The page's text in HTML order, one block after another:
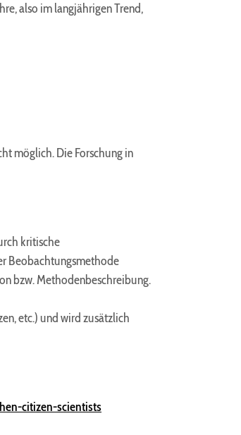
also im langjährigen Trend,
möglich. Die Forschung in
kritische
Beobachtungsmethode
bzw. Methodenbeschreibung.
etc.) und wird zusätzlich
citizen-scientists